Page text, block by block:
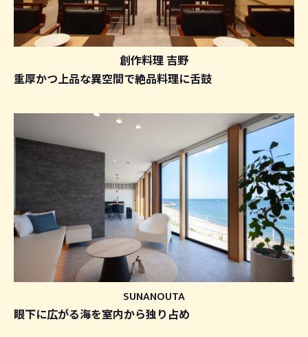
創作料理 吉野
重厚かつ上品な異空間で絶品料理に舌鼓
SUNANOUTA
眼下に広がる海を室内から独り占め